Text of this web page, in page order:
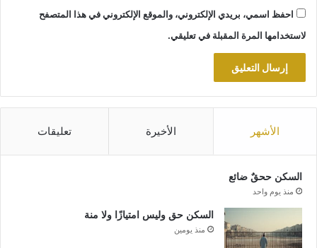
احفظ اسمي، بريدي الإلكتروني، والموقع الإلكتروني في هذا المتصفح
لاستخدامها المرة المقبلة في تعليقي.
الأشهر الأخيرة تعليقات
السكن ححقٌ ضائع
منذ يوم واحد
السكن حق وليس امتيازًا ولا منة
منذ يومين